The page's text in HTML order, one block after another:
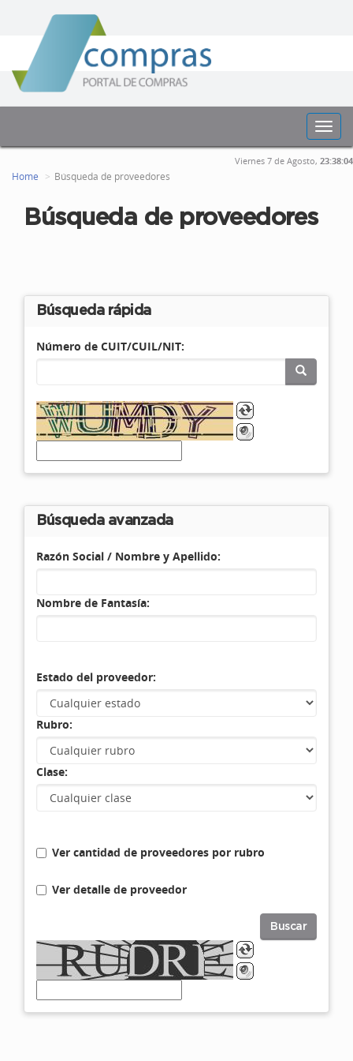
Viernes 7 de Agosto, 23:38:04
Home Búsqueda de proveedores
Búsqueda de proveedores
Búsqueda rápida
Número de CUIT/CUIL/NIT:
Búsqueda avanzada
Razón Social / Nombre y Apellido:
Nombre de Fantasía:
Estado del proveedor:
Rubro:
Clase:
Ver cantidad de proveedores por rubro
Ver detalle de proveedor
Buscar